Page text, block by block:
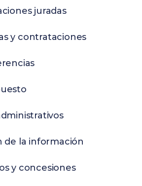
juradas
y contrataciones
de la información
y concesiones